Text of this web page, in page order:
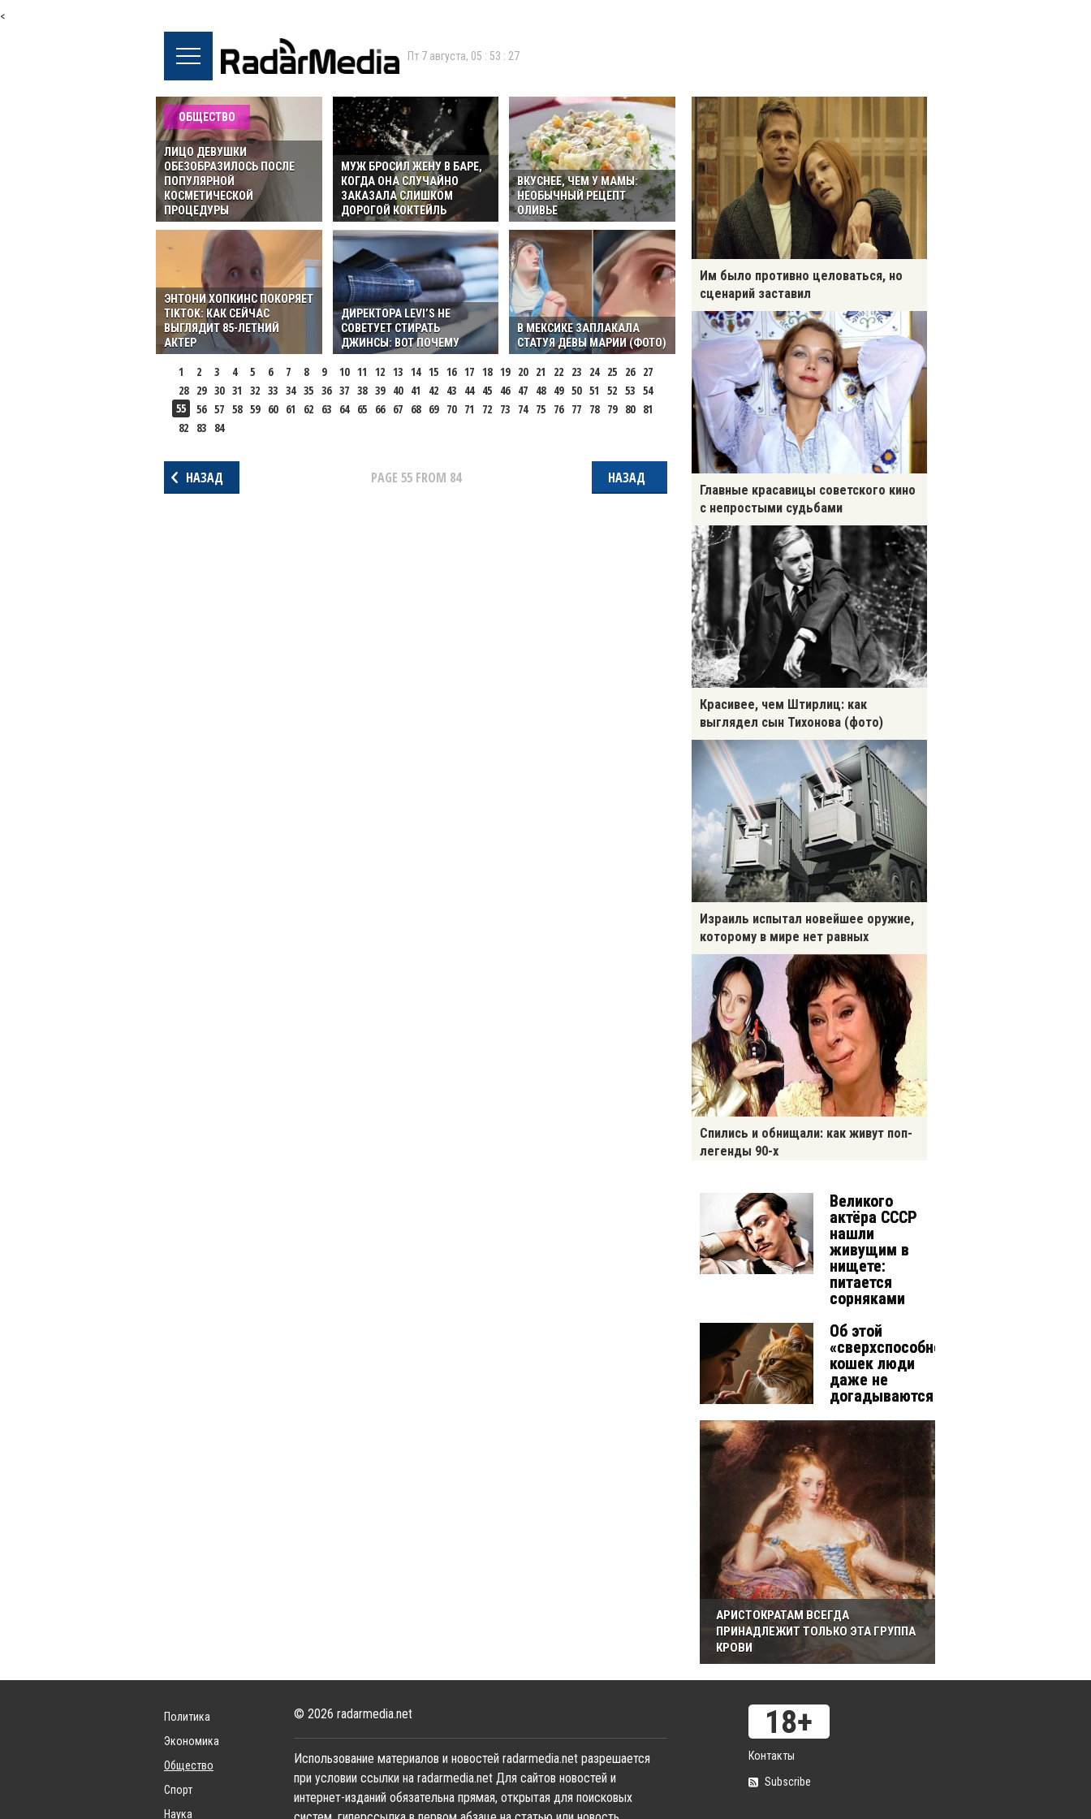
<
Пт 7 августа, 05 : 53 : 28
ОБЩЕСТВО
ЛИЦО ДЕВУШКИ
ОБЕЗОБРАЗИЛОСЬ ПОСЛЕ
ПОПУЛЯРНОЙ
КОСМЕТИЧЕСКОЙ
ПРОЦЕДУРЫ
МУЖ БРОСИЛ ЖЕНУ В БАРЕ,
КОГДА ОНА СЛУЧАЙНО
ЗАКАЗАЛА СЛИШКОМ
ДОРОГОЙ КОКТЕЙЛЬ
ВКУСНЕЕ, ЧЕМ У МАМЫ:
НЕОБЫЧНЫЙ РЕЦЕПТ
ОЛИВЬЕ
ЭНТОНИ ХОПКИНС ПОКОРЯЕТ
TIKTOK: КАК СЕЙЧАС
ВЫГЛЯДИТ 85-ЛЕТНИЙ
АКТЕР
ДИРЕКТОРА LEVI’S НЕ
СОВЕТУЕТ СТИРАТЬ
ДЖИНСЫ: ВОТ ПОЧЕМУ
В МЕКСИКЕ ЗАПЛАКАЛА
СТАТУЯ ДЕВЫ МАРИИ (ФОТО)
1 2 3 4 5 6 7 8 9 10 11 12 13 14 15 16 17 18 19 20 21 22 23 24 25 26 27
28 29 30 31 32 33 34 35 36 37 38 39 40 41 42 43 44 45 46 47 48 49 50 51 52 53 54
55
56 57 58 59 60 61 62 63 64 65 66 67 68 69 70 71 72 73 74 75 76 77 78 79 80 81
82 83 84
НАЗАД PAGE 55FROM 84 НАЗАД
Им было противно целоваться, но
сценарий заставил
Главные красавицы советского кино
с непростыми судьбами
Красивее, чем Штирлиц: как
выглядел сын Тихонова (фото)
Израиль испытал новейшее оружие,
которому в мире нет равных
Спились и обнищали: как живут поп-
легенды 90-х
Великого
актёра СССР
нашли
живущим в
нищете:
питается
сорняками
Об этой
«сверхспособности»
кошек люди
даже не
догадываются
АРИСТОКРАТАМ ВСЕГДА
ПРИНАДЛЕЖИТ ТОЛЬКО ЭТА ГРУППА
КРОВИ
Политика
Экономика
Общество
Спорт
Наука
© 2026 radarmedia.net
Использование материалов и новостей radarmedia.net разрешается
при условии ссылки на radarmedia.net Для сайтов новостей и
интернет-изданий обязательна прямая, открытая для поисковых
Контакты
Subscribe